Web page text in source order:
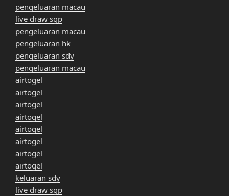
pengeluaran macau
live draw sgp
pengeluaran macau
pengeluaran hk
pengeluaran sdy
pengeluaran macau
airtogel
airtogel
airtogel
airtogel
airtogel
airtogel
airtogel
airtogel
keluaran sdy
live draw sgp